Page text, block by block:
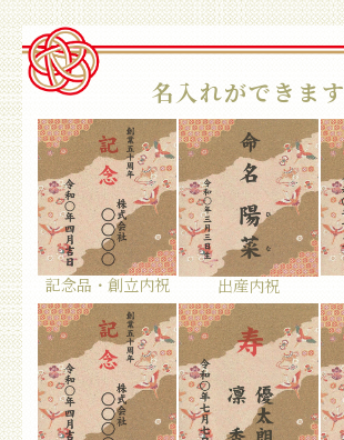
名入れができます
記念品・創立内祝 出産内祝